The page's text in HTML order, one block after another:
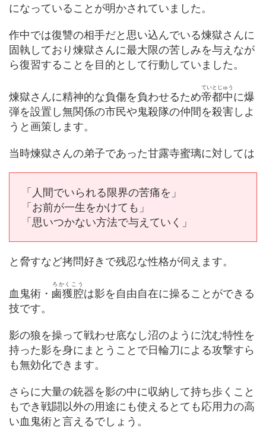
になっていることが明かされていました。
作中では復讐の相手だと思い込んでいる煉獄さんに
固執しており煉獄さんに最大限の苦しみを与えなが
ら復習することを目的として行動していました。
煉獄さんに精神的な負傷を負わせるため帝都中
ていとじゅう
に爆
弾を設置し無関係の市民や鬼殺隊の仲間を殺害しよ
うと画策します。
当時煉獄さんの弟子であった甘露寺蜜璃に対しては
「人間でいられる限界の苦痛を」
「お前が一生をかけても」
「思いつかない方法で与えていく」
と脅すなど拷問好きで残忍な性格が伺えます。
血鬼術・ 鹵獲腔
ろかくこう
は影を自由自在に操ることができる
技です。
影の狼を操って戦わせ底なし沼のように沈む特性を
持った影を身にまとうことで日輪刀による攻撃すら
も無効化できます。
さらに大量の銃器を影の中に収納して持ち歩くこと
もでき戦闘以外の用途にも使えるとても応用力の高
い血鬼術と言えるでしょう。